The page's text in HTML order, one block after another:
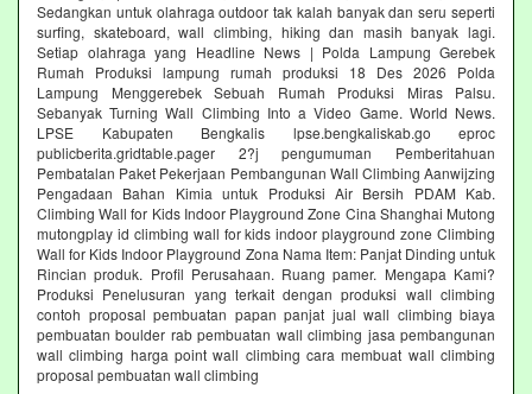
Sedangkan untuk olahraga outdoor tak kalah banyak dan seru seperti
surfing, skateboard, wall climbing, hiking dan masih banyak lagi.
Setiap olahraga yang Headline News | Polda Lampung Gerebek
Rumah Produksi lampung rumah produksi 18 Des 2026 Polda
Lampung Menggerebek Sebuah Rumah Produksi Miras Palsu.
Sebanyak Turning Wall Climbing Into a Video Game. World News.
LPSE Kabupaten Bengkalis lpse.bengkaliskab.go eproc
publicberita.gridtable.pager 2?j pengumuman Pemberitahuan
Pembatalan Paket Pekerjaan Pembangunan Wall Climbing Aanwijzing
Pengadaan Bahan Kimia untuk Produksi Air Bersih PDAM Kab.
Climbing Wall for Kids Indoor Playground Zone Cina Shanghai Mutong
mutongplay id climbing wall for kids indoor playground zone Climbing
Wall for Kids Indoor Playground Zona Nama Item: Panjat Dinding untuk
Rincian produk. Profil Perusahaan. Ruang pamer. Mengapa Kami?
Produksi Penelusuran yang terkait dengan produksi wall climbing
contoh proposal pembuatan papan panjat jual wall climbing biaya
pembuatan boulder rab pembuatan wall climbing jasa pembangunan
wall climbing harga point wall climbing cara membuat wall climbing
proposal pembuatan wall climbing